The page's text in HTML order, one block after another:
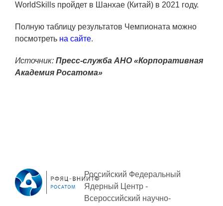
WorldSkills пройдет в Шанхае (Китай) в 2021 году.
Полную таблицу результатов Чемпионата можно
посмотреть на сайте.
Источник: Пресс-служба АНО «Корпоративная
Академия Росатома»
Российский Федеральный
Ядерный Центр -
Всероссийский научно-